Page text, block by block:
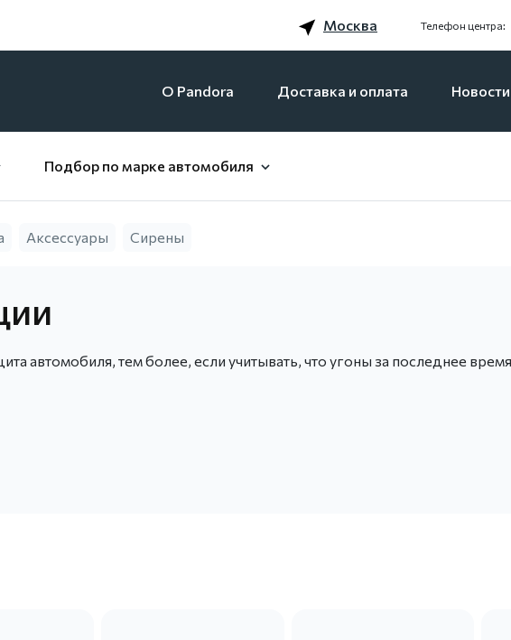
Москва Телефон центра:
O Pandora Доставка и оплата Новости
Подбор по марке автомобиля
Аксессуары Сирены
автомобиля, тем более, если учитывать, что угоны за последнее